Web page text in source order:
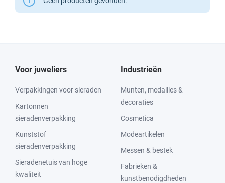
Voor juweliers
Verpakkingen voor sieraden
Kartonnen
sieradenverpakking
Kunststof
sieradenverpakking
Sieradenetuis van hoge
kwaliteit
Industrieën
Munten, medailles &
decoraties
Cosmetica
Modeartikelen
Messen & bestek
Fabrieken &
kunstbenodigdheden